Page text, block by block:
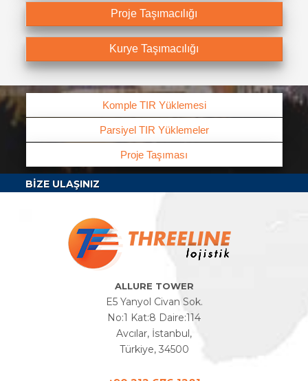
Proje Taşımacılığı
Kurye Taşımacılığı
Komple TIR Yüklemesi
Parsiyel TIR Yüklemeler
Proje Taşıması
BIZE ULAŞINIZ
ALLURE TOWER
E5 Yanyol Civan Sok.
No:1 Kat:8 Daire:114
Avcılar, İstanbul,
Türkiye, 34500